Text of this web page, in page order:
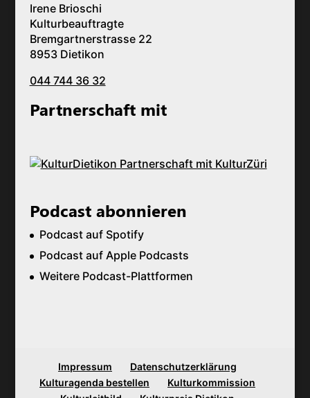
Irene Brioschi
Kulturbeauftragte
Bremgartnerstrasse 22
8953 Dietikon
044 744 36 32
Partnerschaft mit
Podcast abonnieren
Podcast auf Spotify
Podcast auf Apple Podcasts
Weitere Podcast-Plattformen
Impressum
Datenschutzerklärung
Kulturagenda bestellen
Kulturkommission